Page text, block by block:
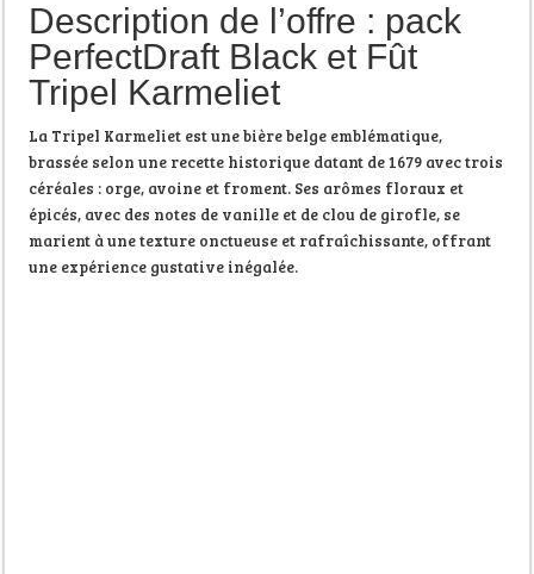
Description de l’offre : pack
PerfectDraft Black et Fût
Tripel Karmeliet
La Tripel Karmeliet est une bière belge emblématique,
brassée selon une recette historique datant de 1679 avec trois
céréales : orge, avoine et froment. Ses arômes floraux et
épicés, avec des notes de vanille et de clou de girofle, se
marient à une texture onctueuse et rafraîchissante, offrant
une expérience gustative inégalée.